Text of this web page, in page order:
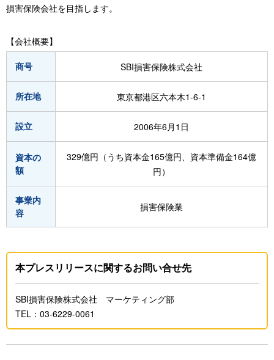
損害保険会社を目指します。
【会社概要】
商号 SBI損害保険株式会社
所在地 東京都港区六本木1-6-1
設立 2006年6月1日
資本の
額
329億円（うち資本金165億円、資本準備金164億
円）
事業内
容
損害保険業
本プレスリリースに関するお問い合せ先
SBI損害保険株式会社 マーケティング部
TEL：03-6229-0061